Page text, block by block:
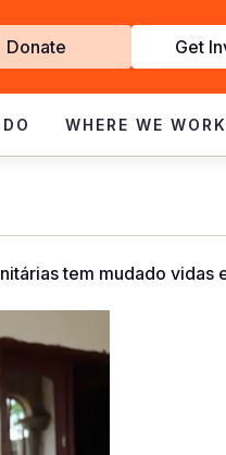
Donate Get
WHERE WE WORK
tem mudado vidas